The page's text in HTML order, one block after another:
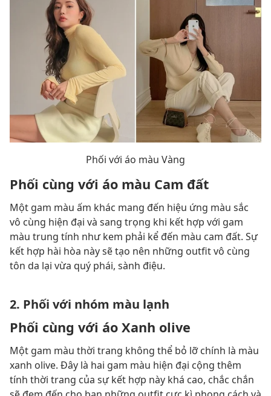
Phối với áo màu Vàng
Phối cùng với áo màu Cam đất
Một gam màu ấm khác mang đến hiệu ứng màu sắc
vô cùng hiện đại và sang trọng khi kết hợp với gam
màu trung tính như kem phải kể đến màu cam đất. Sự
kết hợp hài hòa này sẽ tạo nên những outfit vô cùng
tôn da lại vừa quý phái, sành điệu.
2. Phối với nhóm màu lạnh
Phối cùng với áo Xanh olive
Một gam màu thời trang không thể bỏ lỡ chính là màu
xanh olive. Đây là hai gam màu hiện đại cộng thêm
tính thời trang của sự kết hợp này khá cao, chắc chắn